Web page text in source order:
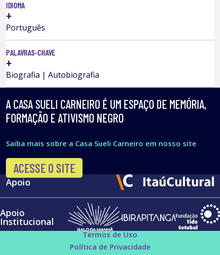
IDIOMA
+
Português
PALAVRAS-CHAVE
+
Biografia | Autobiografia
A CASA SUELI CARNEIRO É UM ESPAÇO DE MEMÓRIA,
FORMAÇÃO E ATIVISMO NEGRO
Saiba mais sobre a Casa Sueli Carneiro em nosso site
ACESSE O SITE
Apoio
Apoio
Institucional
Termos de Uso
Política de Privacidade